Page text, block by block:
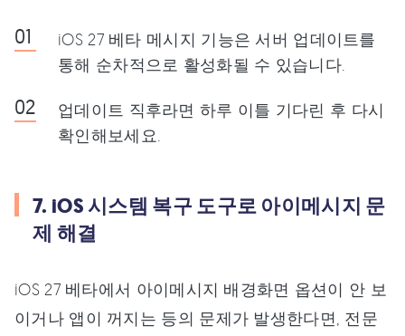
iOS 27 베타 메시지 기능은 서버 업데이트를
통해 순차적으로 활성화될 수 있습니다.
업데이트 직후라면 하루 이틀 기다린 후 다시
확인해보세요.
7. iOS 시스템 복구 도구로 아이메시지 문
제 해결
iOS 27 베타에서 아이메시지 배경화면 옵션이 안 보
이거나 앱이 꺼지는 등의 문제가 발생한다면, 전문